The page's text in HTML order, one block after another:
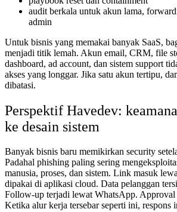
audit berkala untuk akun lama,
admin
Untuk bisnis yang memakai banyak SaaS,
menjadi titik lemah. Akun email, CRM, file
dashboard, ad account, dan sistem support
akses yang longgar. Jika satu akun tertipu,
dibatasi.
Perspektif Havedev:
ke desain sistem
Banyak bisnis baru memikirkan security
Padahal phishing paling sering
manusia, proses, dan sistem. Link masuk
dipakai di aplikasi cloud. Data pelanggan
Follow-up terjadi lewat WhatsApp. Approval
Ketika alur kerja tersebar seperti ini, respons